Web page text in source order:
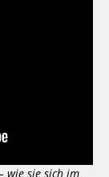
wie sie sich im